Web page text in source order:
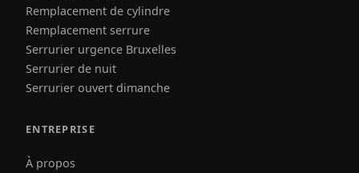
Remplacement de cylindre
Remplacement serrure
Serrurier urgence Bruxelles
Serrurier de nuit
Serrurier ouvert dimanche
ENTREPRISE
À propos